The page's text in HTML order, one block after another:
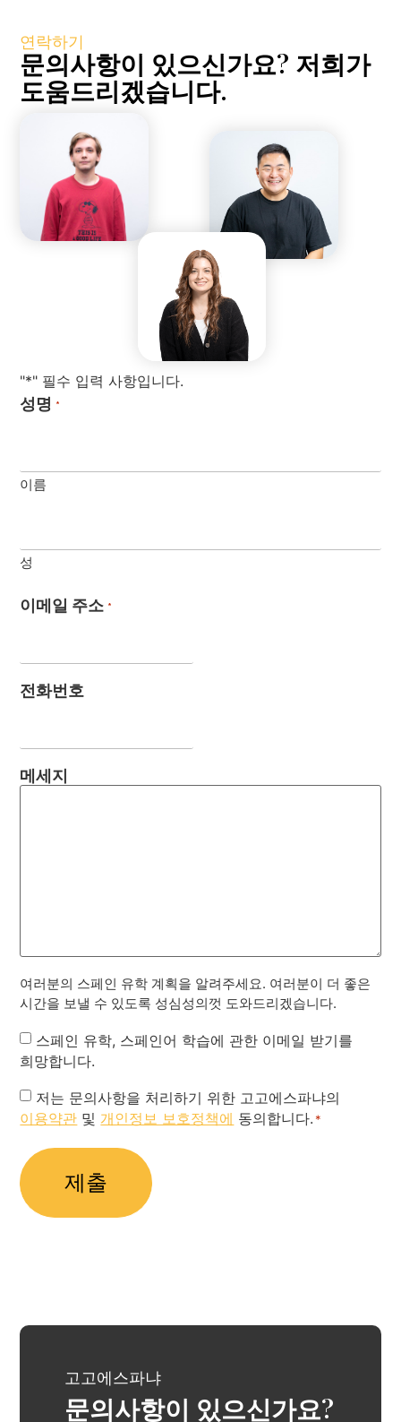
연락하기
문의사항이 있으신가요? 저희가
도움드리겠습니다.
"*" 필수 입력 사항입니다.
성명 *
이름
성
이메일 주소 *
전화번호
메세지
여러분의 스페인 유학 계획을 알려주세요. 여러분이 더 좋은
시간을 보낼 수 있도록 성심성의껏 도와드리겠습니다.
Newsletter
스페인 유학, 스페인어 학습에 관한 이메일 받기를
희망합니다.
Privacy
Policy
저는 문의사항을 처리하기 위한 고고에스파냐의
이용약관 및 개인정보 보호정책에 동의합니다. *
고고에스파냐
문의사항이 있으신가요?